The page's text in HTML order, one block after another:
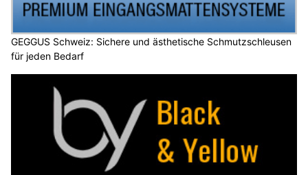
GEGGUS Schweiz: Sichere und ästhetische Schmutzschleusen
für jeden Bedarf